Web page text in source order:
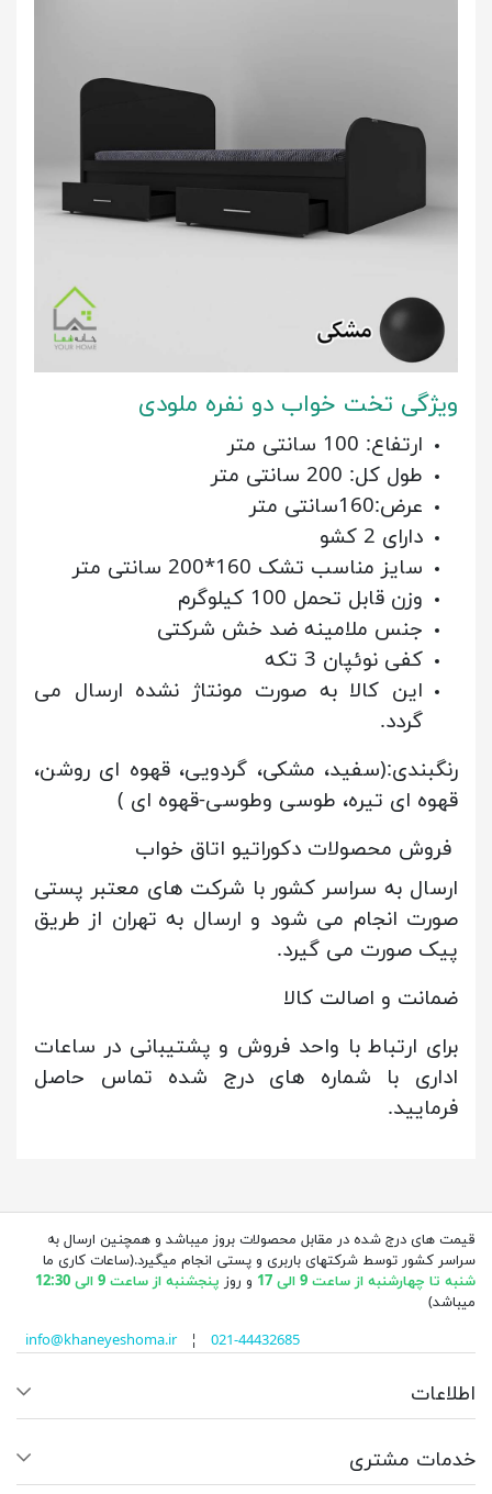
ویژگی تخت خواب دو نفره ملودی
ارتفاع: 100 سانتی متر
طول کل: 200 سانتی متر
عرض:160سانتی متر
دارای 2 کشو
سایز مناسب تشک 160*200 سانتی متر
وزن قابل تحمل 100 کیلوگرم
جنس ملامینه ضد خش شرکتی
کفی نوئپان 3 تکه
این کالا به صورت مونتاژ نشده ارسال می
گردد.
رنگبندی:(سفید، مشکی، گردویی، قهوه ای روشن،
قهوه ای تیره، طوسی وطوسی-قهوه ای )
فروش محصولات دکوراتیو اتاق خواب
ارسال به سراسر کشور با شرکت های معتبر پستی
صورت انجام می شود و ارسال به تهران از طریق
پیک صورت می گیرد.
ضمانت و اصالت کالا
برای ارتباط با واحد فروش و پشتیبانی در ساعات
اداری با شماره های درج شده تماس حاصل
فرمایید.
قیمت های درج شده در مقابل محصولات بروز میباشد و همچنین ارسال به
سراسر کشور توسط شرکتهای باربری و پستی انجام میگیرد.(ساعات کاری ما
شنبه تا چهارشنبه از ساعت 9 الی 17
و روز پنجشنبه از ساعت 9 الی 12:30
میباشد)
info@khaneyeshoma.ir¦ 021-44432685
اطلاعات
خدمات مشتری